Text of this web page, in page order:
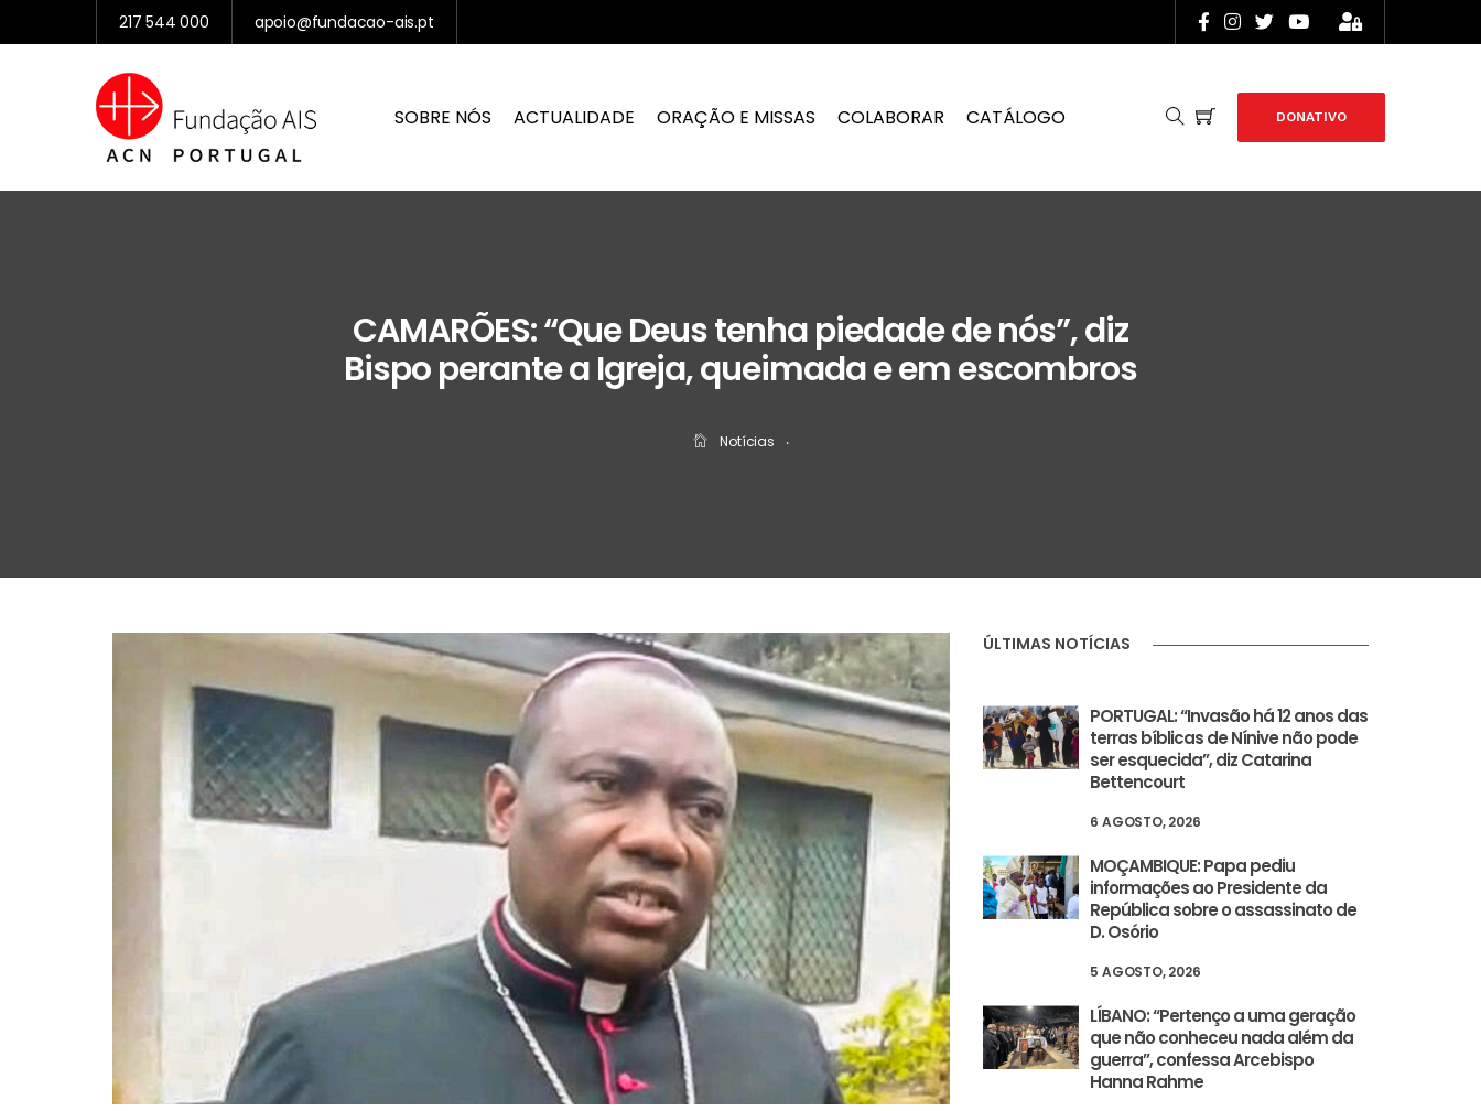
217 544 000 apoio@fundacao-ais.pt
SOBRE NÓS ACTUALIDADE ORAÇÃO E MISSAS COLABORAR CATÁLOGO DONATIVO
CAMARÕES: “Que Deus tenha piedade de nós”, diz
Bispo perante a Igreja, queimada e em escombros
Notícias ‧
ÚLTIMAS NOTÍCIAS
PORTUGAL: “Invasão há 12 anos das
terras bíblicas de Nínive não pode
ser esquecida”, diz Catarina
Bettencourt
6 AGOSTO, 2026
MOÇAMBIQUE: Papa pediu
informações ao Presidente da
República sobre o assassinato de
D. Osório
5 AGOSTO, 2026
LÍBANO: “Pertenço a uma geração
que não conheceu nada além da
guerra”, confessa Arcebispo
Hanna Rahme